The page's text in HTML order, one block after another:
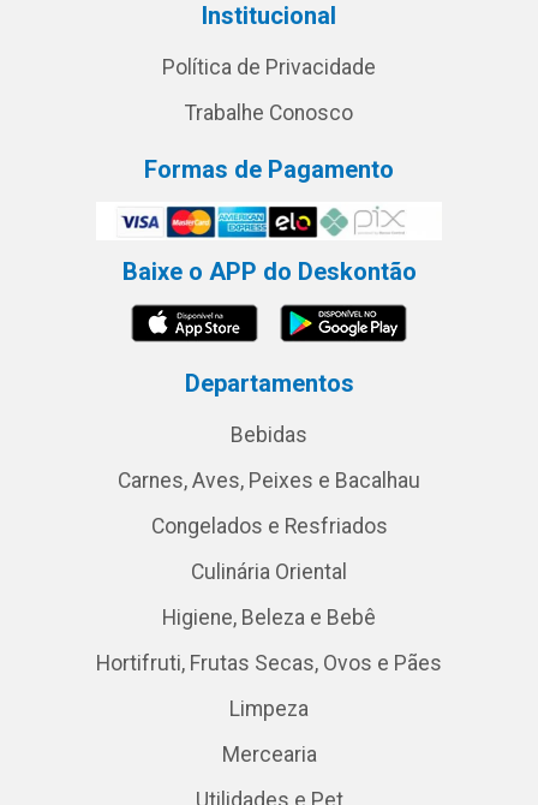
Institucional
Política de Privacidade
Trabalhe Conosco
Formas de Pagamento
Baixe o APP do Deskontão
Departamentos
Bebidas
Carnes, Aves, Peixes e Bacalhau
Congelados e Resfriados
Culinária Oriental
Higiene, Beleza e Bebê
Hortifruti, Frutas Secas, Ovos e Pães
Limpeza
Mercearia